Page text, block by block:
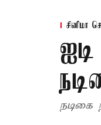
சினிமா
நடிகை